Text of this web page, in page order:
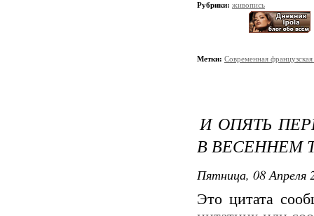
Рубрики: живопись
Метки: Современная
И ОПЯТЬ
В ВЕСЕННЕМ
Пятница, 08 Апреля
Это цитата